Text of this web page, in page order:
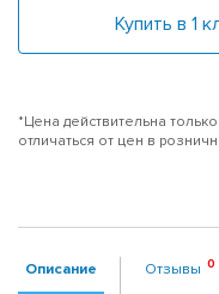
Купить в 1
*Цена действительна
отличаться от цен в
Описание Отзывы